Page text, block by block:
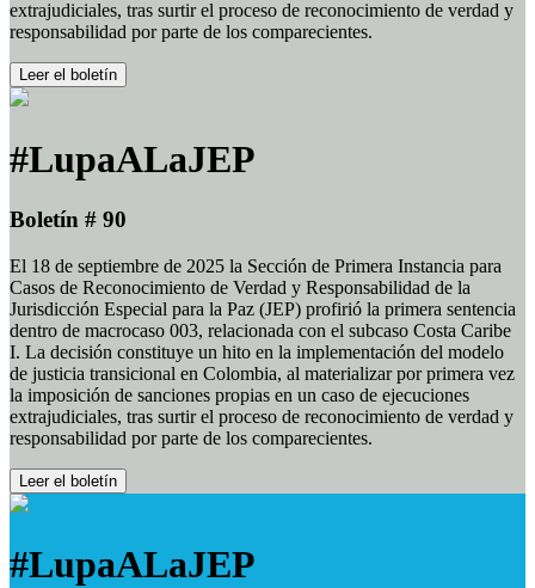
extrajudiciales, tras surtir el proceso de reconocimiento de verdad y
responsabilidad por parte de los comparecientes.
Leer el boletín
#LupaALaJEP
Boletín # 90
El 18 de septiembre de 2025 la Sección de Primera Instancia para
Casos de Reconocimiento de Verdad y Responsabilidad de la
Jurisdicción Especial para la Paz (JEP) profirió la primera sentencia
dentro de macrocaso 003, relacionada con el subcaso Costa Caribe
I. La decisión constituye un hito en la implementación del modelo
de justicia transicional en Colombia, al materializar por primera vez
la imposición de sanciones propias en un caso de ejecuciones
extrajudiciales, tras surtir el proceso de reconocimiento de verdad y
responsabilidad por parte de los comparecientes.
Leer el boletín
#LupaALaJEP